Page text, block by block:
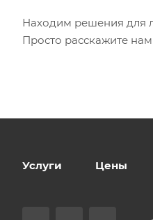
Находим решения для
Просто расскажите
Услуги Цены